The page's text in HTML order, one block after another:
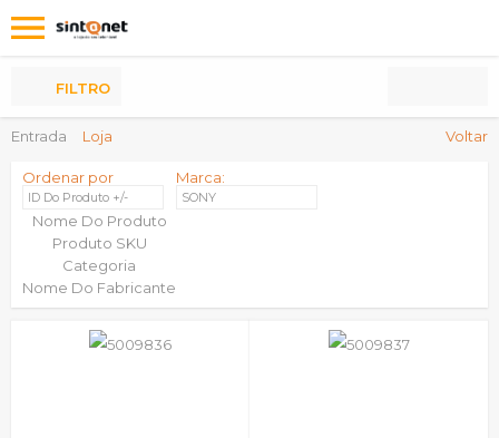
Entrada Loja Voltar
FILTRO
Ordenar por
ID Do Produto +/-
Nome Do Produto
Produto SKU
Categoria
Nome Do Fabricante
Marca:
SONY